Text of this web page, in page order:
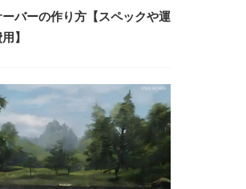
バーの作り方【スペックや運
】